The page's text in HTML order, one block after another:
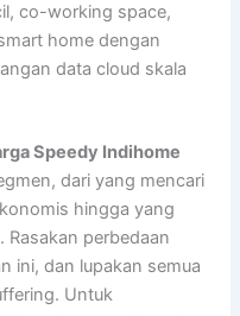
co-working space,
home dengan
data cloud skala
Speedy Indihome
dari yang mencari
hingga yang
perbedaan
ini, dan lupakan semua
Untuk